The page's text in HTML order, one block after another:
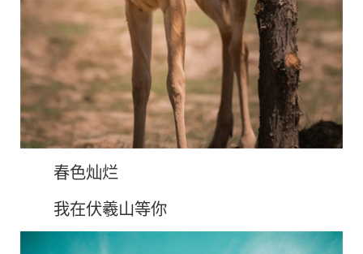
春色灿烂
我在伏羲山等你